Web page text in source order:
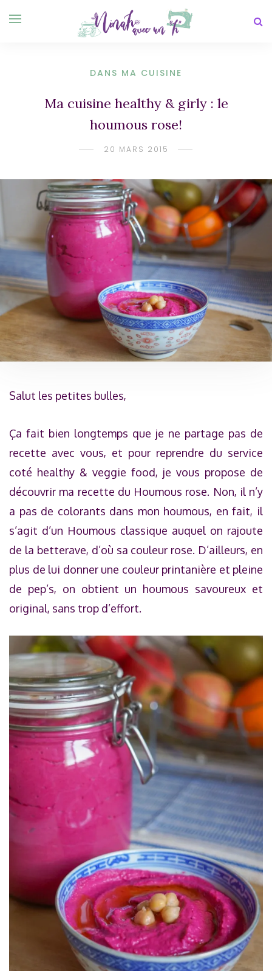
DANS MA CUISINE
Ma cuisine healthy & girly : le
houmous rose!
20 MARS 2015
Salut les petites bulles,
Ça fait bien longtemps que je ne partage pas de
recette avec vous, et pour reprendre du service
coté healthy & veggie food, je vous propose de
découvrir ma recette du Houmous rose. Non, il n’y
a pas de colorants dans mon houmous, en fait, il
s’agit d’un Houmous classique auquel on rajoute
de la betterave, d’où sa couleur rose. D’ailleurs, en
plus de lui donner une couleur printanière et pleine
de pep’s, on obtient un houmous savoureux et
original, sans trop d’effort.